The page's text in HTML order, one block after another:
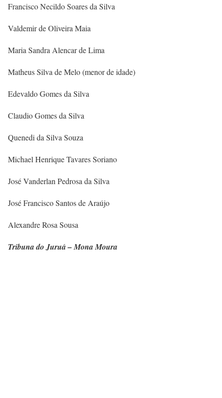
Francisco Necildo Soares da Silva
Valdemir de Oliveira Maia
Maria Sandra Alencar de Lima
Matheus Silva de Melo (menor de idade)
Edevaldo Gomes da Silva
Claudio Gomes da Silva
Quenedi da Silva Souza
Michael Henrique Tavares Soriano
José Vanderlan Pedrosa da Silva
José Francisco Santos de Araújo
Alexandre Rosa Sousa
Tribuna do Juruá – Mona Moura